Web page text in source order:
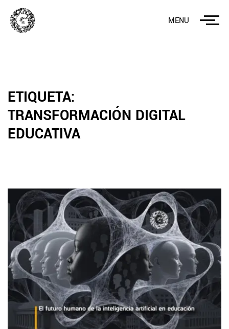
MENU
ETIQUETA:
TRANSFORMACIÓN DIGITAL
EDUCATIVA